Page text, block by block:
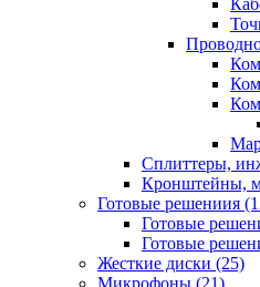
Сплиттеры,
Кронштейны,
Готовые решениия
Готовые
Готовые
Жесткие диски (25)
Микрофоны (21)